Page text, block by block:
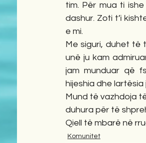
tim. Për mua ti
dashur. Zoti t’i
e mi.
Me siguri, duhet të
unë ju kam
jam munduar që
hijeshia dhe
Mund të vazhdoja
duhura për të
Qiell të mbarë në
Komunitet